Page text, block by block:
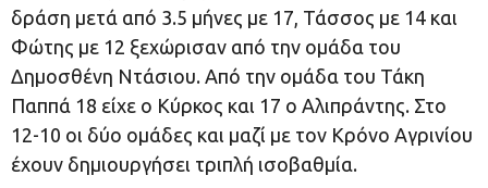
δράση μετά από 3.5 μήνες με 17, Τάσσος με 14 και
Φώτης με 12 ξεχώρισαν από την ομάδα του
Δημοσθένη Ντάσιου. Από την ομάδα του Τάκη
Παππά 18 είχε ο Κύρκος και 17 ο Αλιπράντης. Στο
12-10 οι δύο ομάδες και μαζί με τον Κρόνο Αγρινίου
έχουν δημιουργήσει τριπλή ισοβαθμία.